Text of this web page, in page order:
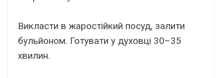
Викласти в жаростійкий посуд, залити
бульйоном. Готувати у духовці 30–35
хвилин.